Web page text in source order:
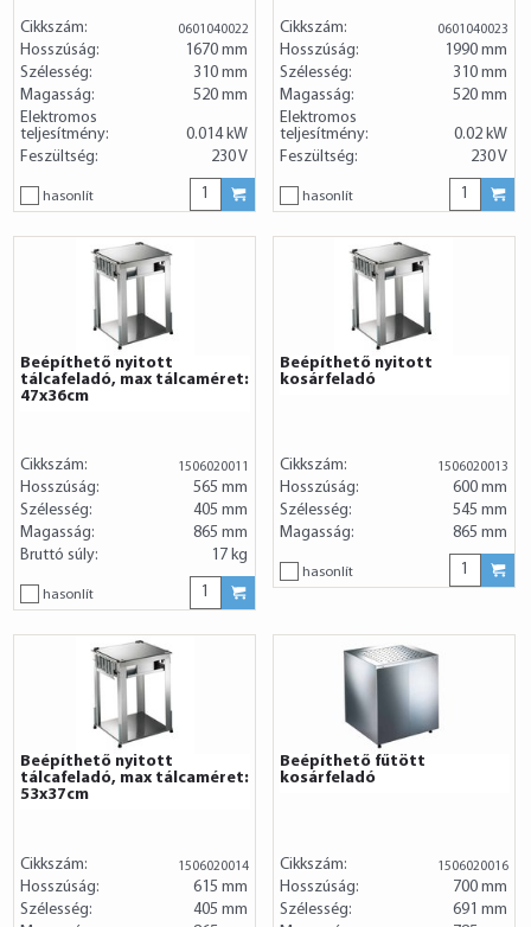
Cikkszám: 0601040022
Hosszúság:
1670 mm
Szélesség:
310 mm
Magasság:
520 mm
Elektromos
teljesítmény:
0.014 kW
Feszültség:
230 V
hasonlít
Cikkszám: 0601040023
Hosszúság:
1990 mm
Szélesség:
310 mm
Magasság:
520 mm
Elektromos
teljesítmény:
0.02 kW
Feszültség:
230 V
hasonlít
Beépíthető nyitott
tálcafeladó, max tálcaméret:
47x36cm
Cikkszám: 1506020011
Hosszúság:
565 mm
Szélesség:
405 mm
Magasság:
865 mm
Bruttó súly:
17 kg
hasonlít
Beépíthető nyitott
kosárfeladó
Cikkszám: 1506020013
Hosszúság:
600 mm
Szélesség:
545 mm
Magasság:
865 mm
hasonlít
Beépíthető nyitott
tálcafeladó, max tálcaméret:
53x37cm
Cikkszám: 1506020014
Hosszúság:
615 mm
Szélesség:
405 mm
Beépíthető fűtött
kosárfeladó
Cikkszám: 1506020016
Hosszúság:
700 mm
Szélesség:
691 mm